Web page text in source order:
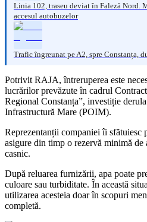
Linia 102, traseu deviat în Faleză Nord.
accesul autobuzelor
Trafic îngreunat pe A2, spre Constanța,
Potrivit RAJA, întreruperea este
lucrărilor prevăzute în cadrul
Regional Constanța”, investiție
Infrastructură Mare (POIM).
Reprezentanții companiei îi sfătuiesc
asigure din timp o rezervă minimă de
casnic.
După reluarea furnizării, apa poate
culoare sau turbiditate. În această
utilizarea acesteia doar în scopuri
completă.